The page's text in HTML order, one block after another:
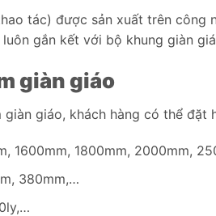
tác) được sản xuất trên
gắn kết với bộ khung giàn
giàn giáo
giáo, khách hàng có thể
1600mm, 1800mm, 2000mm,
380mm,…